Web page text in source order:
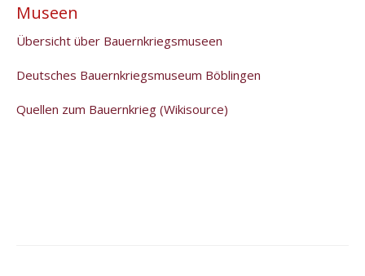
Museen
Übersicht über Bauernkriegsmuseen
Deutsches Bauernkriegsmuseum Böblingen
Quellen zum Bauernkrieg (Wikisource)